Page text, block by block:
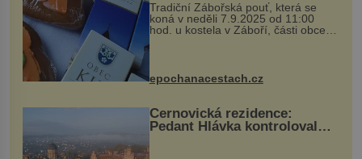
Tradiční Zábořská pouť, která se
koná v neděli 7.9.2025 od 11:00
hod. u kostela v Záboří, části obce
Kly u Mělníka. V programu naleznete
komentovanou prohlídku kostela,
epochanacestach.cz
Černovická rezidence:
Pedant Hlávka kontroloval